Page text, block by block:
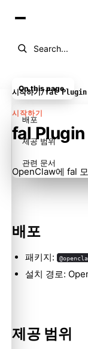
Search...
시작하기/fal Plugin
시작하기
fal Plugin
OpenClaw에 fal
배포
패키지:
설치 경로:
제공 범위
On this page
배포
제공 범위
관련 문서
Molty